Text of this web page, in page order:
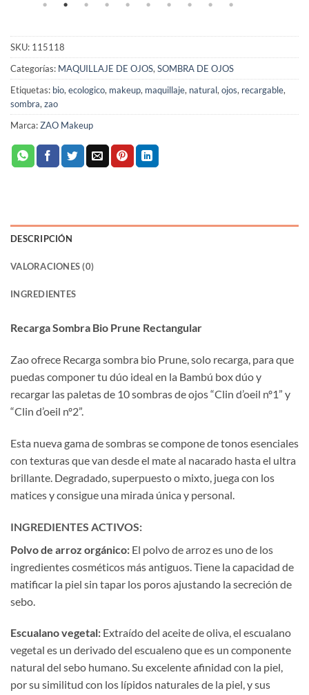
SKU: 115118
Categorías: MAQUILLAJE DE OJOS,SOMBRA DE OJOS
Etiquetas: bio,ecologico, makeup, maquillaje, natural,ojos, recargable,
sombra,zao
Marca:ZAO Makeup
DESCRIPCIÓN
VALORACIONES (0)
INGREDIENTES
Recarga Sombra Bio Prune Rectangular
Zao ofrece Recarga sombra bio Prune, solo recarga, para que
puedas componer tu dúo ideal en la Bambú box dúo y
recargar las paletas de 10 sombras de ojos “Clin d’oeil nº1” y
“Clin d’oeil nº2”.
Esta nueva gama de sombras se compone de tonos esenciales
con texturas que van desde el mate al nacarado hasta el ultra
brillante. Degradado, superpuesto o mixto, juega con los
matices y consigue una mirada única y personal.
INGREDIENTES ACTIVOS:
Polvo de arroz orgánico: El polvo de arrozes uno de los
ingredientes cosméticos más antiguos. Tiene la capacidad de
matificar la piel sin tapar los poros ajustando la secreción de
sebo.
Escualano vegetal: Extraído del aceite de oliva, el escualano
vegetal es un derivado del escualeno que es un componente
natural del sebo humano. Su excelente afinidad con la piel,
por su similitud con los lípidos naturales de la piel, y sus